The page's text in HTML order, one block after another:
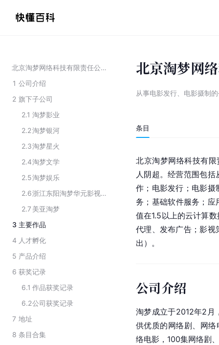
北京淘梦网络科技有限责任公司
1 公司介绍
2 旗下子公司
2.1 淘梦影业
2.2淘梦银河
2.3淘梦星火
2.4淘梦文学
2.5淘梦娱乐
2.6
浙江东阳淘梦华元影视文化有限公司
2.7 美亚淘梦
3 主要作品
4 人才孵化
5 产品介绍
6 获奖记录
6.1 作品获奖记录
6.2公司获奖记录
7 地址
8 条目合集
北京淘梦网
从事电影发行、电影摄制
条目
北京淘梦网络科技有
人阴超。经营范围包
作；电影发行；电影
务；基础软件服务；应
值在1.5以上的云计算数
代理、发布广告；影视
出）。
公司介绍
淘梦成立于2012年2月
供优质的网络剧、网
络电影，100集网络剧